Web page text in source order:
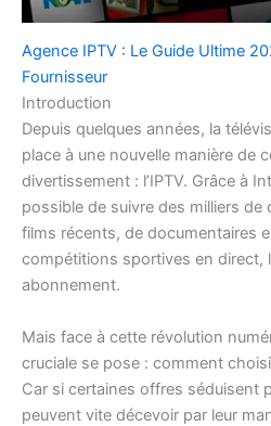
Agence IPTV : Le Guide Ultime
Fournisseur
Introduction
Depuis quelques années, la
place à une nouvelle manière de
divertissement : l’IPTV. Grâce à
possible de suivre des milliers
films récents, de documentaires
compétitions sportives en direct,
abonnement.
Mais face à cette révolution
cruciale se pose : comment
Car si certaines offres séduisent
peuvent vite décevoir par leur